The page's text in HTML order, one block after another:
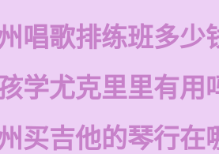
唱歌排练班多少
学尤克里里有用
买吉他的琴行在